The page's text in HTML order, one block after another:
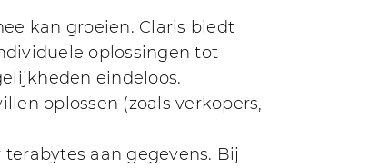
kan groeien. Claris biedt
oplossingen tot
eindeloos.
oplossen (zoals verkopers,
aan gegevens. Bij